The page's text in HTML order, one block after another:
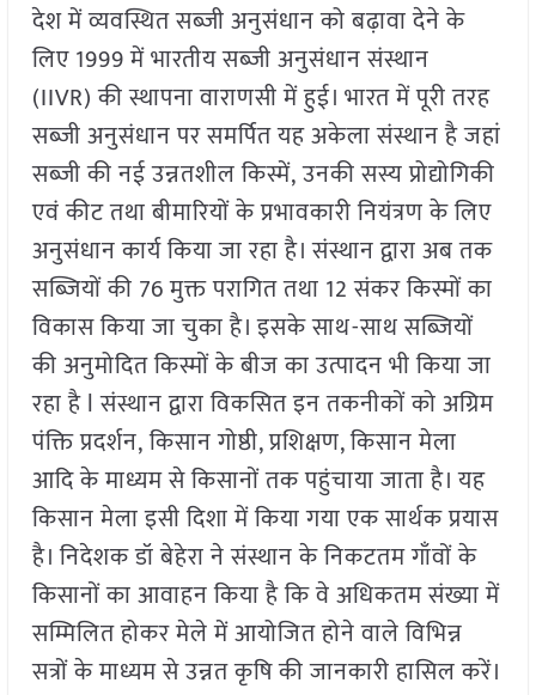
देश में व्यवस्थित सब्जी अनुसंधान को बढ़ावा देने के
लिए 1999 में भारतीय सब्जी अनुसंधान संस्थान
(IIVR) की स्थापना वाराणसी में हुई। भारत में पूरी तरह
सब्जी अनुसंधान पर समर्पित यह अकेला संस्थान है जहां
सब्जी की नई उन्नतशील किस्में, उनकी सस्य प्रोद्योगिकी
एवं कीट तथा बीमारियों के प्रभावकारी नियंत्रण के लिए
अनुसंधान कार्य किया जा रहा है। संस्थान द्वारा अब तक
सब्जियों की 76 मुक्त परागित तथा 12 संकर किस्मों का
विकास किया जा चुका है। इसके साथ-साथ सब्जियों
की अनुमोदित किस्मों के बीज का उत्पादन भी किया जा
रहा है l संस्थान द्वारा विकसित इन तकनीकों को अग्रिम
पंक्ति प्रदर्शन, किसान गोष्ठी, प्रशिक्षण, किसान मेला
आदि के माध्यम से किसानों तक पहुंचाया जाता है। यह
किसान मेला इसी दिशा में किया गया एक सार्थक प्रयास
है। निदेशक डॉ बेहेरा ने संस्थान के निकटतम गाँवों के
किसानों का आवाहन किया है कि वे अधिकतम संख्या में
सम्मिलित होकर मेले में आयोजित होने वाले विभिन्न
सत्रों के माध्यम से उन्नत कृषि की जानकारी हासिल करें।